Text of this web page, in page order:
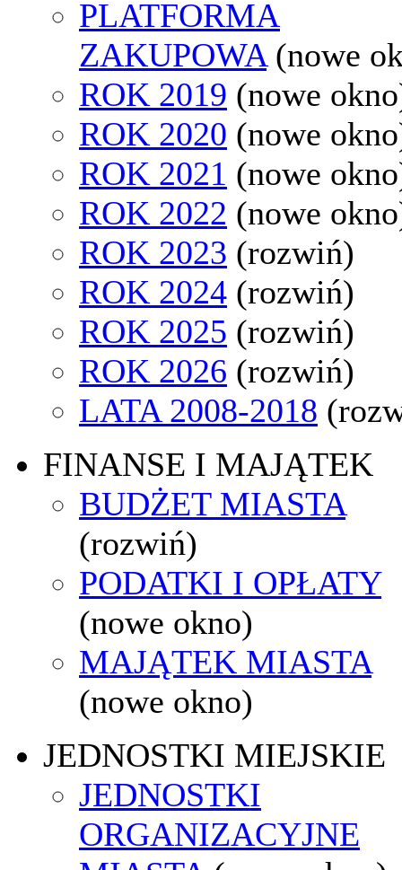
PLATFORMA
ZAKUPOWA (nowe
ROK 2019 (nowe
ROK 2020 (nowe
ROK 2021 (nowe
ROK 2022 (nowe
ROK 2023 (rozwiń)
ROK 2024 (rozwiń)
ROK 2025 (rozwiń)
ROK 2026 (rozwiń)
LATA 2008-2018
FINANSE I MAJĄTEK
BUDŻET MIASTA
(rozwiń)
PODATKI I OPŁATY
(nowe okno)
MAJĄTEK MIASTA
(nowe okno)
JEDNOSTKI MIEJSKIE
JEDNOSTKI
ORGANIZACYJNE